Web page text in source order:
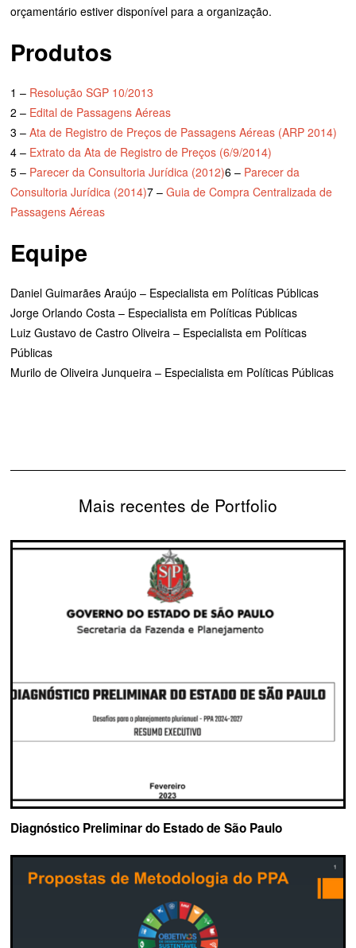
orçamentário estiver disponível para a organização.
Produtos
1 – Resolução SGP 10/2013
2 – Edital de Passagens Aéreas
3 –Ata de Registro de Preços de Passagens Aéreas (ARP 2014)
4 – Extrato da Ata de Registro de Preços (6/9/2014)
5 – Parecer da Consultoria Jurídica (2012)6 – Parecer da
Consultoria Jurídica (2014)7 –Guia de Compra Centralizada de
Passagens Aéreas
Equipe
Daniel Guimarães Araújo – Especialista em Políticas Públicas
Jorge Orlando Costa – Especialista em Políticas Públicas
Luiz Gustavo de Castro Oliveira – Especialista em Políticas
Públicas
Murilo de Oliveira Junqueira – Especialista em Políticas Públicas
Mais recentes de Portfolio
Diagnóstico Preliminar do Estado de São Paulo